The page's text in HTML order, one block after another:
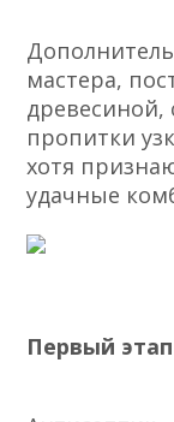
мастера,
древесиной,
пропитки
хотя
удачные
Первый